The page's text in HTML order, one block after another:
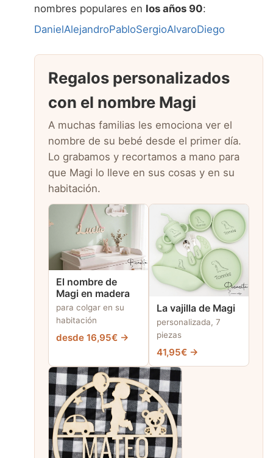
nombres populares en los años 90:
DanielAlejandroPabloSergioAlvaroDiego
Regalos personalizados
con el nombre Magi
A muchas familias les emociona ver el
nombre de su bebé desde el primer día.
Lo grabamos y recortamos a mano para
que Magi lo lleve en sus cosas y en su
habitación.
El nombre de
Magi en madera
para colgar en su
habitación
desde 16,95€ →
La vajilla de Magi
personalizada, 7
piezas
41,95€ →